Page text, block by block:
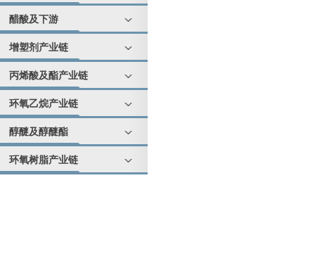
醋酸及下游
增塑剂产业链
丙烯酸及酯产业链
环氧乙烷产业链
醇醚及醇醚酯
环氧树脂产业链